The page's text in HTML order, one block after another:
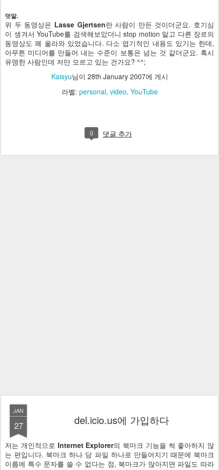
덧말.
위 두 동영상은 Lasse Gjertsen란 사람이 만든 것이더군요. 호기심
이 생겨서 YouTube를 검색해보았더니 stop motion 말고 다른 장르의
동영상도 꽤 올라와 있었습니다. 다소 엽기적인 내용도 있기는 한데,
아무튼 미디어를 만들어 내는 수준이 보통은 넘는 것 같더군요. 혹시
유명한 사람인데 저만 모르고 있는 건가요? ^^;
Kaisyu님이 28th January 2007에 게시
라벨: personal video YouTube
0 댓글 추가
JAN
27 del.icio.us에 가입하다
저는 개인적으로 Internet Explorer의 북마크 기능을 썩 좋아하지 않
는 편입니다. 북마크 하나 당 파일 하나로 만들어지기 때문에 북마크
이름에 특수 문자를 쓸 수 없다는 점, 북마크가 많아지면 파일도 따라